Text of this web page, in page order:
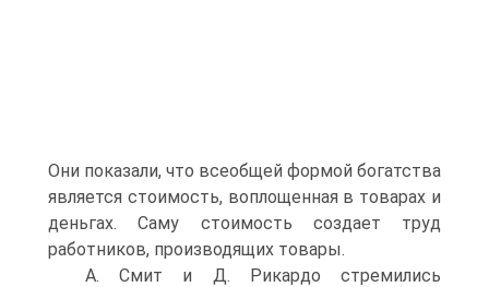
Они показали, что всеобщей формой богатства
является стоимость, воплощенная в товарах и
деньгах. Саму стоимость создает труд
работников, производящих товары.
А. Смит и Д. Рикардо стремились